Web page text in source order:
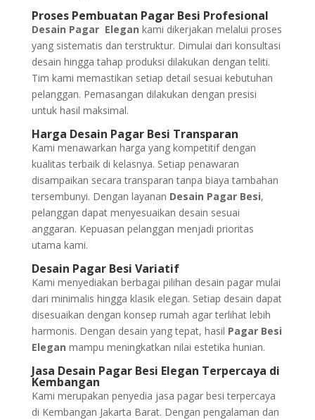
Proses Pembuatan Pagar Besi Profesional
Desain Pagar Elegan kami dikerjakan melalui proses
yang sistematis dan terstruktur. Dimulai dari konsultasi
desain hingga tahap produksi dilakukan dengan teliti.
Tim kami memastikan setiap detail sesuai kebutuhan
pelanggan. Pemasangan dilakukan dengan presisi
untuk hasil maksimal.
Harga Desain Pagar Besi Transparan
Kami menawarkan harga yang kompetitif dengan
kualitas terbaik di kelasnya. Setiap penawaran
disampaikan secara transparan tanpa biaya tambahan
tersembunyi. Dengan layanan Desain Pagar Besi,
pelanggan dapat menyesuaikan desain sesuai
anggaran. Kepuasan pelanggan menjadi prioritas
utama kami.
Desain Pagar Besi Variatif
Kami menyediakan berbagai pilihan desain pagar mulai
dari minimalis hingga klasik elegan. Setiap desain dapat
disesuaikan dengan konsep rumah agar terlihat lebih
harmonis. Dengan desain yang tepat, hasil Pagar Besi
Elegan mampu meningkatkan nilai estetika hunian.
Jasa Desain Pagar Besi Elegan Terpercaya di
Kembangan
Kami merupakan penyedia jasa pagar besi terpercaya
di Kembangan Jakarta Barat. Dengan pengalaman dan